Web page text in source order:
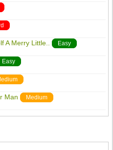
A Merry Little.. Easy
Easy
Man Medium